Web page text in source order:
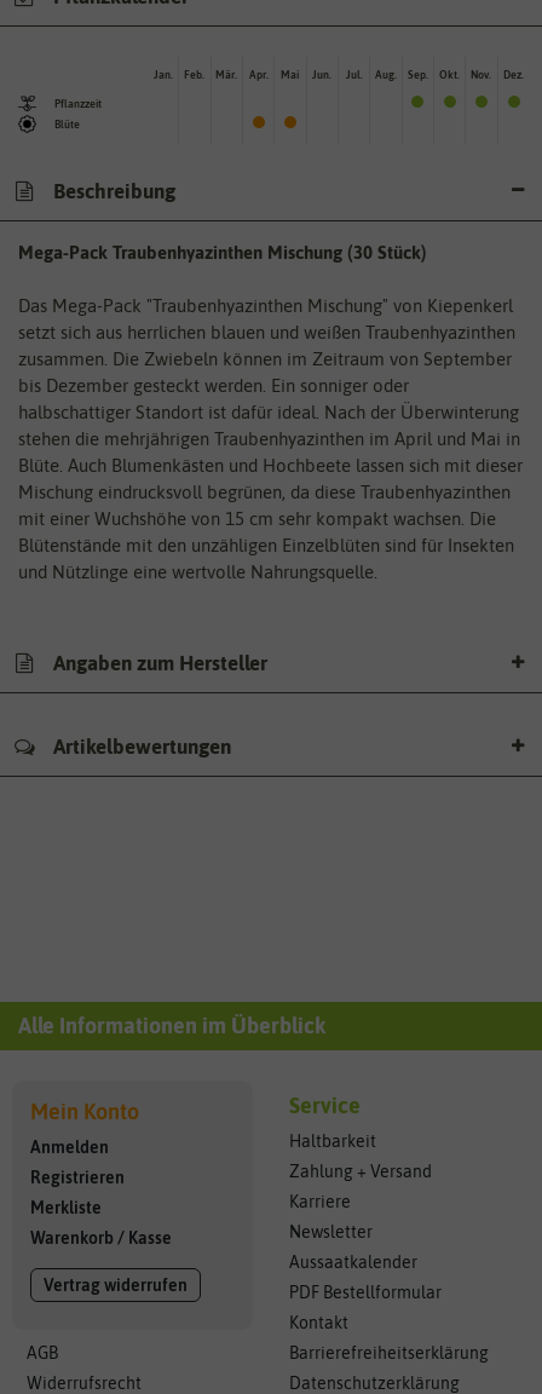
Pflanzzeit
Blüte
Jan. Feb. Mär. Apr. Mai Jun. Jul. Aug. Sep. Okt. Nov. Dez.
Beschreibung
Mega-Pack Traubenhyazinthen Mischung (30 Stück)
Das Mega-Pack "Traubenhyazinthen Mischung" von Kiepenkerl
setzt sich aus herrlichen blauen und weißen Traubenhyazinthen
zusammen. Die Zwiebeln können im Zeitraum von September
bis Dezember gesteckt werden. Ein sonniger oder
halbschattiger Standort ist dafür ideal. Nach der Überwinterung
stehen die mehrjährigen Traubenhyazinthen im April und Mai in
Blüte. Auch Blumenkästen und Hochbeete lassen sich mit dieser
Mischung eindrucksvoll begrünen, da diese Traubenhyazinthen
mit einer Wuchshöhe von 15 cm sehr kompakt wachsen. Die
Blütenstände mit den unzähligen Einzelblüten sind für Insekten
und Nützlinge eine wertvolle Nahrungsquelle.
Angaben zum Hersteller
Artikelbewertungen
Alle Informationen im Überblick
Mein Konto
Anmelden
Registrieren
Merkliste
Warenkorb / Kasse
Vertrag widerrufen
AGB
Widerrufsrecht
Service
Haltbarkeit
Zahlung + Versand
Karriere
Newsletter
Aussaatkalender
PDF Bestellformular
Kontakt
Barrierefreiheitserklärung
Datenschutzerklärung